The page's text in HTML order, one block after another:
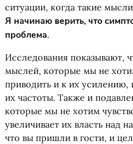
ситуации, когда такие
Я начинаю верить, что
проблема.
Исследования показывают,
мыслей, которые мы не
приводить и к их усилению,
их частоты. Также и
которые мы не хотим
увеличивает их власть над
что вы пришли в гости, и